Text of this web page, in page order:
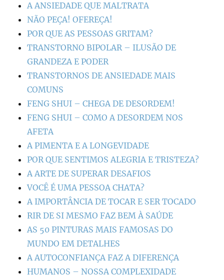
A ANSIEDADE QUE MALTRATA
NÃO PEÇA! OFEREÇA!
POR QUE AS PESSOAS GRITAM?
TRANSTORNO BIPOLAR – ILUSÃO DE
GRANDEZA E PODER
TRANSTORNOS DE ANSIEDADE MAIS
COMUNS
FENG SHUI – CHEGA DE DESORDEM!
FENG SHUI – COMO A DESORDEM NOS
AFETA
A PIMENTA E A LONGEVIDADE
POR QUE SENTIMOS ALEGRIA E TRISTEZA?
A ARTE DE SUPERAR DESAFIOS
VOCÊ É UMA PESSOA CHATA?
A IMPORTÂNCIA DE TOCAR E SER TOCADO
RIR DE SI MESMO FAZ BEM À SAÚDE
AS 50 PINTURAS MAIS FAMOSAS DO
MUNDO EM DETALHES
A AUTOCONFIANÇA FAZ A DIFERENÇA
HUMANOS – NOSSA COMPLEXIDADE